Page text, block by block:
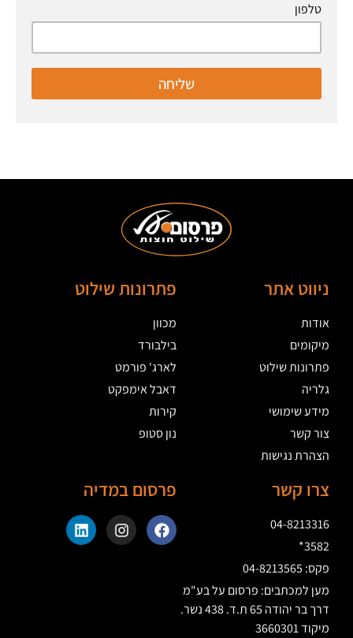
טלפון
שליחה
ניווט אתר
אודות
מיקומים
פתרונות שילוט
גלריה
מידע שימושי
צור קשר
הצהרת נגישות
פתרונות שילוט
מכוון
בילבורד
לארג' פורמט
דאבל אימפקט
קירות
נון סטופ
צרו קשר
04-8213316
3582*
פקס: 04-8213565
מען למכתבים: פרסום על בע"מ
דרך בר יהודה 65 ת.ד. 438 נשר.
מיקוד 3660301
פרסום במדיה